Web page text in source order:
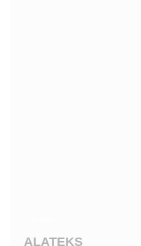
ALATEKS